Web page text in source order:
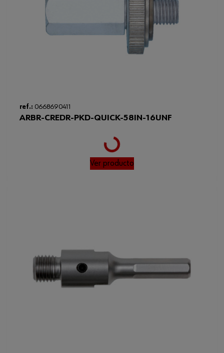
ref.: 0668690411
ARBR-CREDR-PKD-QUICK-58IN-16UNF
Loading...
Ver producto